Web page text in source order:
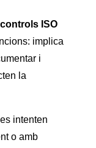
controls ISO
implica
i
la
intenten
o amb